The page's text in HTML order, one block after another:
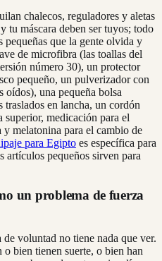
chalecos, reguladores y aletas
tu máscara deben ser tuyos; todo
pequeñas que la gente olvida y
de microfibra (las toallas del
número 30), un protector
pequeño, un pulverizador con
oídos), una pequeña bolsa
traslados en lancha, un cordón
superior, medicación para el
y melatonina para el cambio de
para Egipto es específica para
artículos pequeños sirven para
un problema de fuerza
voluntad no tiene nada que ver.
o bien tienen suerte, o bien han